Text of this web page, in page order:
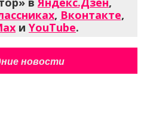
, Вконтакте,
и YouTube.
новости